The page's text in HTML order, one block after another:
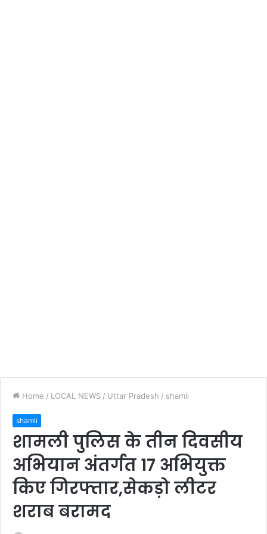
Home / LOCAL NEWS / Uttar Pradesh / shamli
shamli
शामली पुलिस के तीन दिवसीय
अभियान अंतर्गत 17 अभियुक्त
किए गिरफ्तार,सेकड़ो लीटर
शराब बरामद